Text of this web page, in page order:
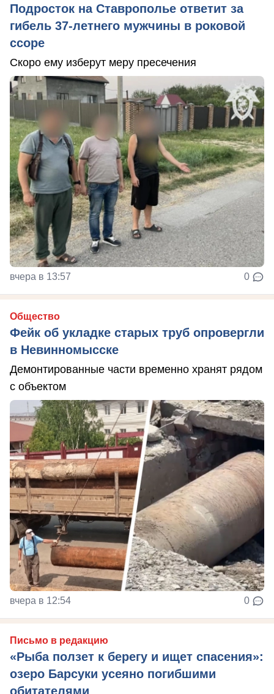
Подросток на Ставрополье ответит за
гибель 37-летнего мужчины в роковой
ссоре
Скоро ему изберут меру пресечения
вчера в 13:57 0
Общество
Фейк об укладке старых труб опровергли
в Невинномысске
Демонтированные части временно хранят рядом
с объектом
вчера в 12:54 0
Письмо в редакцию
«Рыба ползет к берегу и ищет спасения»:
озеро Барсуки усеяно погибшими
обитателями